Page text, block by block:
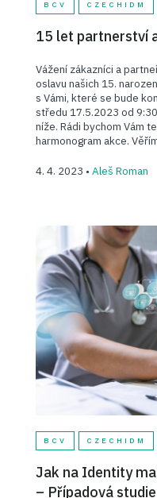
BCV CZECHIDM
15 let partnerství
Vážení zákazníci a
oslavu našich 15.
s Vámi, které se bude
středu 17.5.2023 od
níže. Rádi bychom Vám
harmonogram akce.
4. 4. 2023 • Aleš Roman
BCV CZECHIDM
Jak na Identity
– Případová